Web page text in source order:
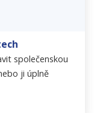
společenskou
ji úplně